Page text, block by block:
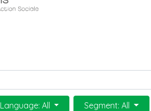
Language: All Segment: All